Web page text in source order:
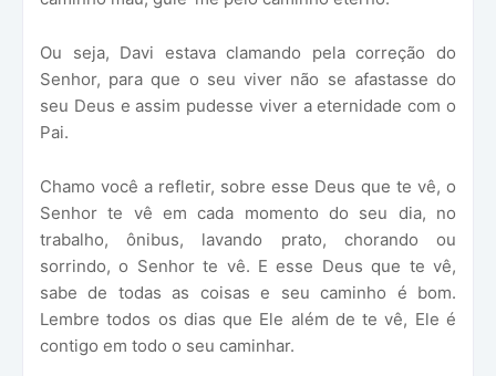
Ou seja, Davi estava clamando pela correção do
Senhor, para que o seu viver não se afastasse do
seu Deus e assim pudesse viver a eternidade com o
Pai.
Chamo você a refletir, sobre esse Deus que te vê, o
Senhor te vê em cada momento do seu dia, no
trabalho, ônibus, lavando prato, chorando ou
sorrindo, o Senhor te vê. E esse Deus que te vê,
sabe de todas as coisas e seu caminho é bom.
Lembre todos os dias que Ele além de te vê, Ele é
contigo em todo o seu caminhar.